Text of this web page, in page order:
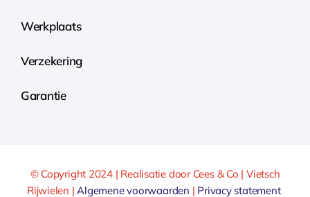
Werkplaats
Verzekering
Garantie
© Copyright 2024 | Realisatie door Cees & Co | Vietsch
Rijwielen |Algemene voorwaarden | Privacy statement